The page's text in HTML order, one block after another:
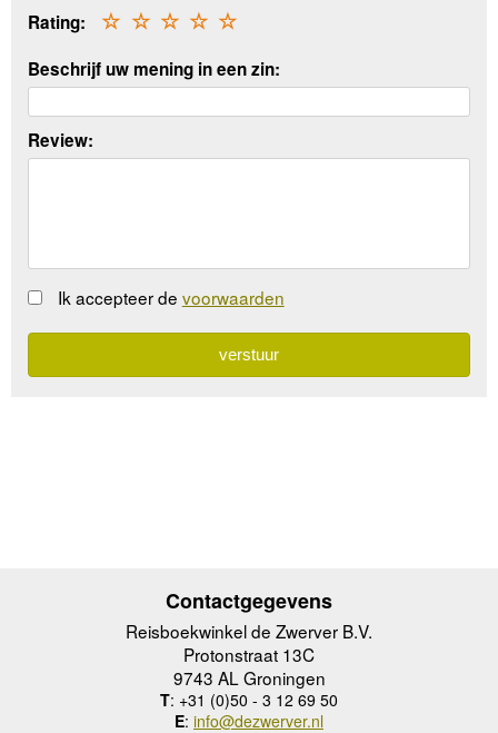
Rating: ☆
☆
☆
☆
☆
Beschrijf uw mening in een zin:
Review:
Ik accepteer de voorwaarden
Contactgegevens
Reisboekwinkel de Zwerver B.V.
Protonstraat 13C
9743 AL Groningen
T: +31 (0)50 - 3 12 69 50
E: info@dezwerver.nl